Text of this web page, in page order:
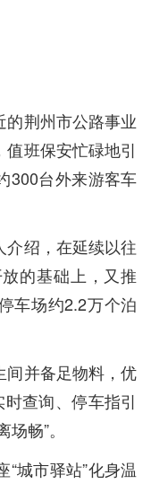
的荆州市公路事业
班保安忙碌地引
300台外来游客车
绍，在延续以往
的基础上，又推
车场约2.2万个泊
间并备足物料，优
查询、停车指引
畅”。
城市驿站”化身温